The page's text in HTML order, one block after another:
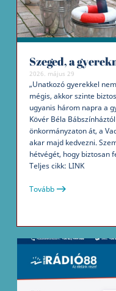
Szeged, a
2026. május 29
„Unatkozó gyerekkel
mégis, akkor szinte
ugyanis három napra a
Kövér Béla
önkormányzaton át, a
akar majd kedvezni.
hétvégét, hogy biztosan
Teljes cikk: LINK
Tovább